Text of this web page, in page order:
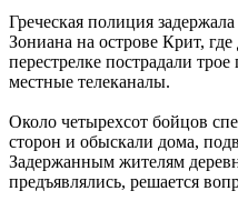
Греческая полиция
Зониана на острове Крит,
перестрелке пострадали
местные телеканалы.
Около четырехсот бойцов
сторон и обыскали дома,
Задержанным жителям
предъявлялись, решается